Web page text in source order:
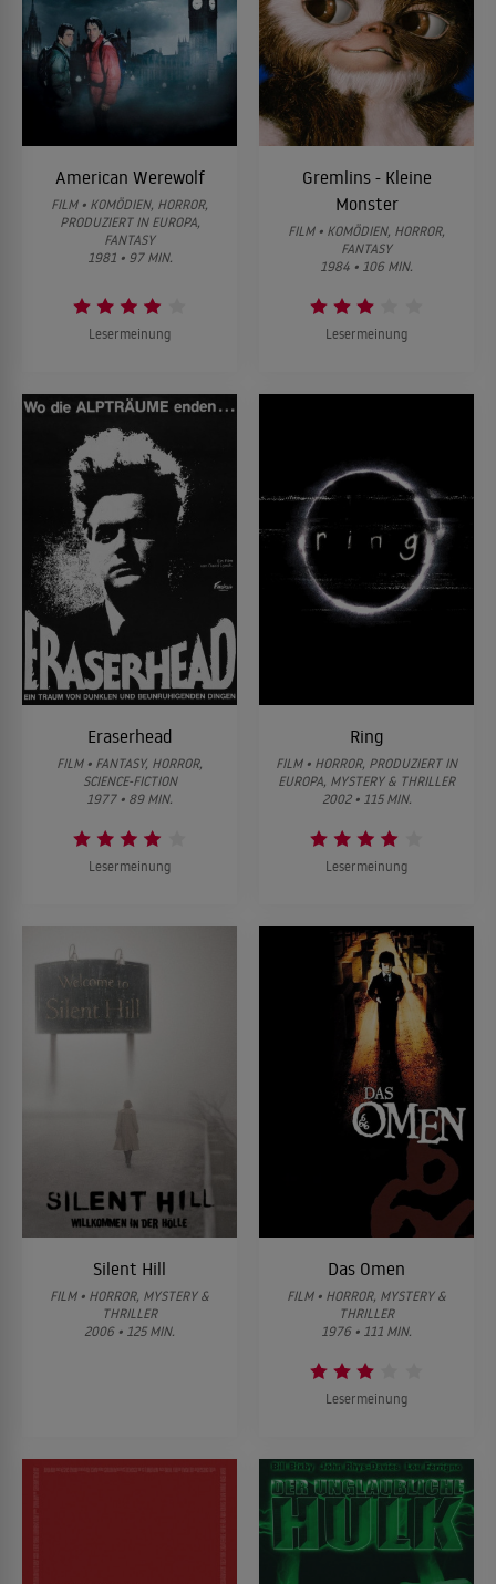
American Werewolf
FILM • KOMÖDIEN, HORROR,
PRODUZIERT IN EUROPA,
FANTASY
1981 • 97 MIN.
Lesermeinung
Gremlins - Kleine
Monster
FILM • KOMÖDIEN, HORROR,
FANTASY
1984 • 106 MIN.
Lesermeinung
Eraserhead
FILM • FANTASY, HORROR,
SCIENCE-FICTION
1977 • 89 MIN.
Lesermeinung
Ring
FILM • HORROR, PRODUZIERT IN
EUROPA, MYSTERY & THRILLER
2002 • 115 MIN.
Lesermeinung
Silent Hill
FILM • HORROR, MYSTERY &
THRILLER
2006 • 125 MIN.
Das Omen
FILM • HORROR, MYSTERY &
THRILLER
1976 • 111 MIN.
Lesermeinung